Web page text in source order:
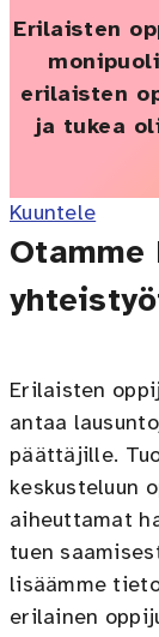
Erilaisten
erilaisten
ja tukea
Kuuntele
Otamme
Erilaisten
antaa
päättäjille.
keskusteluun
aiheuttamat
tuen
lisäämme
erilainen